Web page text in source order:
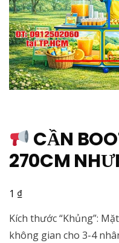
CẦN
270CM
1 ₫
Kích thước “Khủng”:
không gian cho 3-4